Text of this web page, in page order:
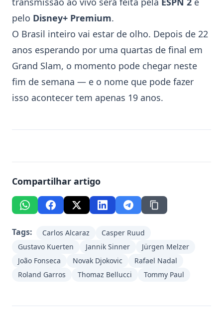
pelo Disney+ Premium.
O Brasil inteiro vai estar de olho. Depois de 22
anos esperando por uma quartas de final em
Grand Slam, o momento pode chegar neste
fim de semana — e o nome que pode fazer
isso acontecer tem apenas 19 anos.
Compartilhar artigo
Tags: Carlos Alcaraz
Casper Ruud
Gustavo Kuerten
Jannik Sinner
Jürgen Melzer
João Fonseca
Novak Djokovic
Rafael Nadal
Roland Garros
Thomaz Bellucci Tommy Paul